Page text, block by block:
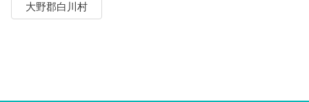
大野郡白川村